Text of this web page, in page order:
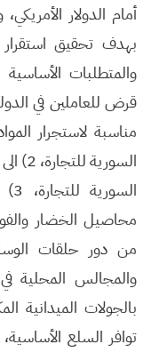
أمام الدولار
بهدف تحقيق
قرض للعاملين في
مناسبة لاستجرار
محاصيل الخضار
والمجالس المحلية
بالجولات الميدانية
توافر السلع الأساسية، 5) تكليف